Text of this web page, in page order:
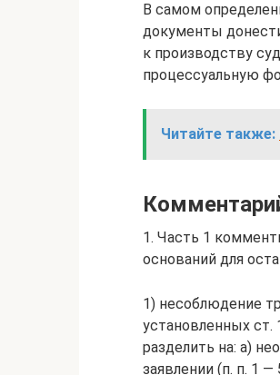
В самом
документы
к производству
процессуальную
Читайте также:
1. Часть 1
оснований для
1) несоблюдение
установленных
разделить на: а)
заявлении (п. п. 1